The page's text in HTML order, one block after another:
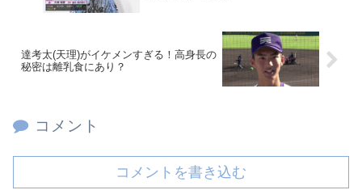
達考太(天理)がイケメンすぎる！高身長の
秘密は離乳食にあり？
コメント
コメントを書き込む